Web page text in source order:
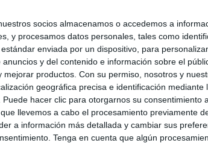
socios almacenamos o accedemos a
y procesamos datos personales, tales como
enviada por un dispositivo, para
anuncios y del contenido e información sobre el
mejorar productos. Con su permiso, nosotros y
geográfica precisa e identificación mediante
Puede hacer clic para otorgarnos su consentimiento
llevemos a cabo el procesamiento previamente
a información más detallada y cambiar sus
Tenga en cuenta que algún